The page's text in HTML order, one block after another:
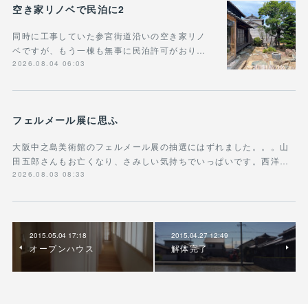
空き家リノベで民泊に2
同時に工事していた参宮街道沿いの空き家リノ
ベですが、もう一棟も無事に民泊許可がおり…
2026.08.04 06:03
フェルメール展に思ふ
大阪中之島美術館のフェルメール展の抽選にはずれました。。。山
田五郎さんもお亡くなり、さみしい気持ちでいっぱいです。西洋…
2026.08.03 08:33
2015.05.04 17:18
オープンハウス
2015.04.27 12:49
解体完了